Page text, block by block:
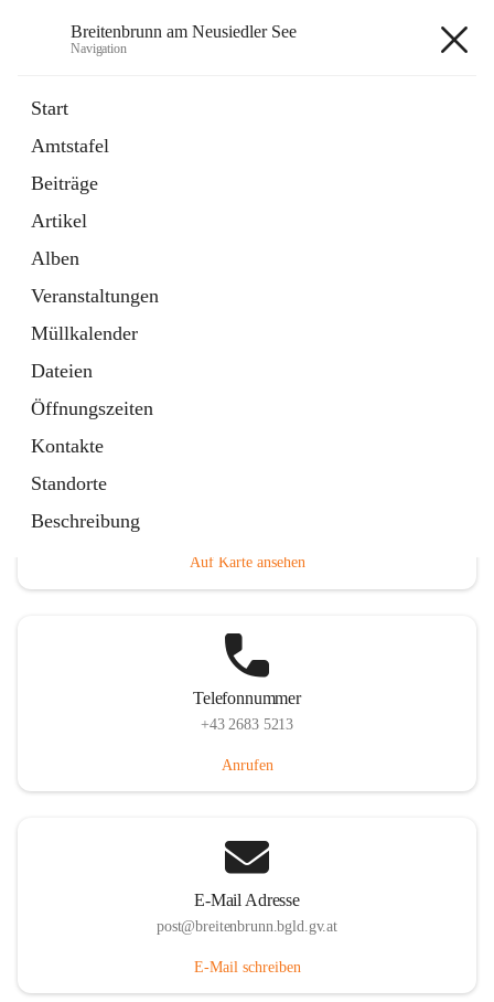
Breitenbrunn am Neusiedler See
Navigation
Start
Amtstafel
Beiträge
Artikel
Alben
Veranstaltungen
Müllkalender
Dateien
Öffnungszeiten
Kontakte
Standorte
Beschreibung
18 Schnellzugriffe
Gemeindeservice
Auf Karte ansehen
Telefonnummer
+43 2683 5213
Anrufen
E-Mail Adresse
post@breitenbrunn.bgld.gv.at
E-Mail schreiben